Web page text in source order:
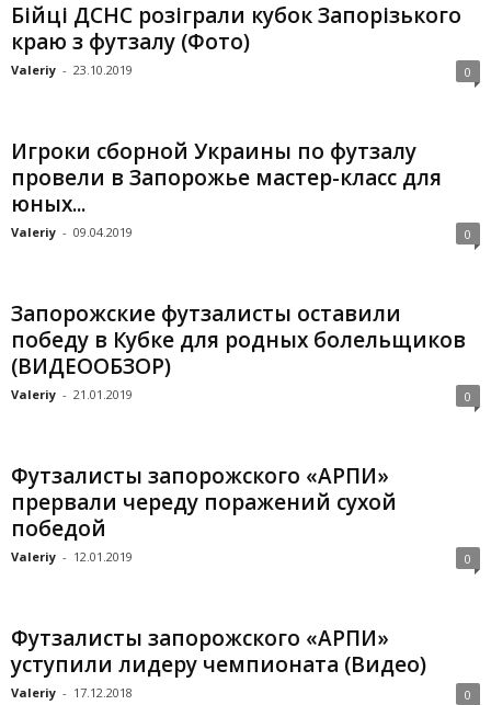
Бійці ДСНС розіграли кубок Запорізького
краю з футзалу (Фото)
Valeriy - 23.10.2019 0
Игроки сборной Украины по футзалу
провели в Запорожье мастер-класс для
юных...
Valeriy - 09.04.2019 0
Запорожские футзалисты оставили
победу в Кубке для родных болельщиков
(ВИДЕООБЗОР)
Valeriy - 21.01.2019 0
Футзалисты запорожского «АРПИ»
прервали череду поражений сухой
победой
Valeriy - 12.01.2019 0
Футзалисты запорожского «АРПИ»
уступили лидеру чемпионата (Видео)
Valeriy - 17.12.2018 0